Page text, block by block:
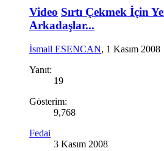
Video Sırtı Çekmek İçin
Arkadaşlar...
İsmail ESENCAN, 1 Kasım 2008
Yanıt:
19
Gösterim:
9,768
Fedai
3 Kasım 2008